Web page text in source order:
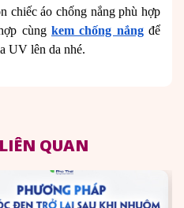
chiếc áo chống nắng phù hợp
cùng kem chống nắngđể
UV lên da nhé.
QUAN